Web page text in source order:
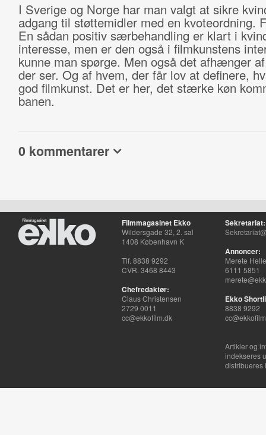
I Sverige og Norge har man valgt at sikre
adgang til støttemidler med en kvoteordning.
En sådan positiv særbehandling er klart i
interesse, men er den også i filmkunstens
kunne man spørge. Men også det afhænger
der ser. Og af hvem, der får lov at definere,
god filmkunst. Det er her, det stærke køn
banen.
0 kommentarer
Filmmagasinet Ekko
Wildersgade 32, 2. sal
1408 København K
Tlf. 8838 9292
CVR. 3468 8443
Chefredaktør:
Claus Christensen
2729 0011
cc@ekkofilm.dk
Sekretariat:
Annoncer:
Merete
6111 5851
Ekko
8838 9292
Artikler og
indekseres
distribueres